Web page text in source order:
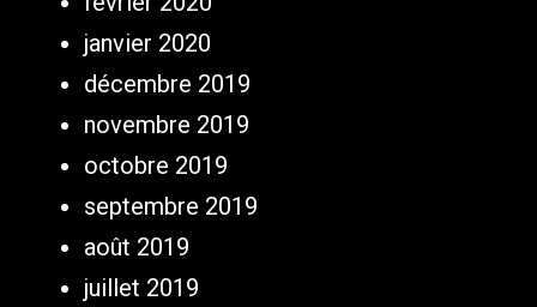
janvier 2020
décembre 2019
novembre 2019
octobre 2019
septembre 2019
août 2019
juillet 2019